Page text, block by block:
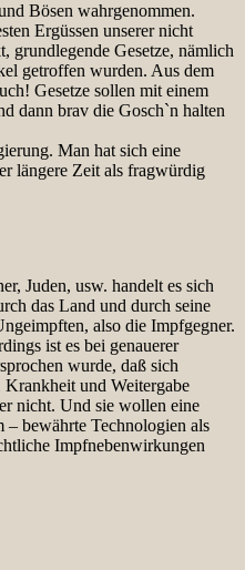
Bösen wahrgenommen.
Ergüssen unserer nicht
grundlegende Gesetze, nämlich
getroffen wurden. Aus dem
Gesetze sollen mit einem
dann brav die Gosch`n halten
Man hat sich eine
längere Zeit als fragwürdig
Juden, usw. handelt es sich
das Land und durch seine
also die Impfgegner.
ist es bei genauerer
wurde, daß sich
und Weitergabe
nicht. Und sie wollen eine
bewährte Technologien als
Impfnebenwirkungen